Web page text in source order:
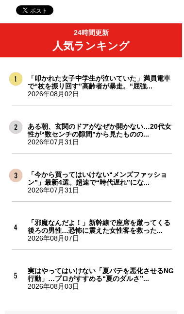
24時間更新
人気ランキング
「叩かれた女子中学生が泣いていた」満員電車
で“杖を振り回す”高齢者が暴走。“屈強...
2026年08月02日
ある朝、玄関のドアがなぜか開かない…20代女
性が“数センチの隙間”から見たものの...
2026年07月31日
「今から買ってはいけない“メンズファッショ
ン”」最新4選。超速で“時代遅れ”にな...
2026年07月31日
「邪魔なんだよ！」新幹線で座席を蹴ってくる
後ろの男性…恐怖に震えた女性客を救った...
2026年08月07日
実はやってはいけない「夏バテを悪化させるNG
行動」…プロがすすめる“夏のダルさ”...
2026年08月03日